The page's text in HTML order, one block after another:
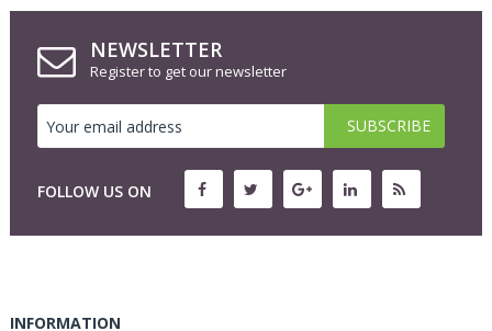
NEWSLETTER
Register to get our newsletter
FOLLOW US ON
INFORMATION